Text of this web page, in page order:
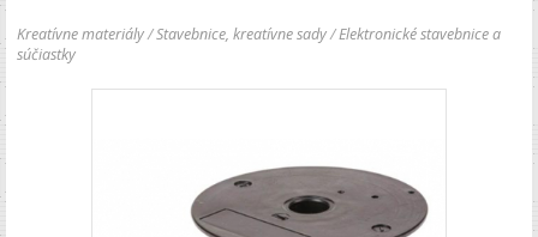
Kreatívne materiály/Stavebnice, kreatívne sady/Elektronické stavebnice a
súčiastky